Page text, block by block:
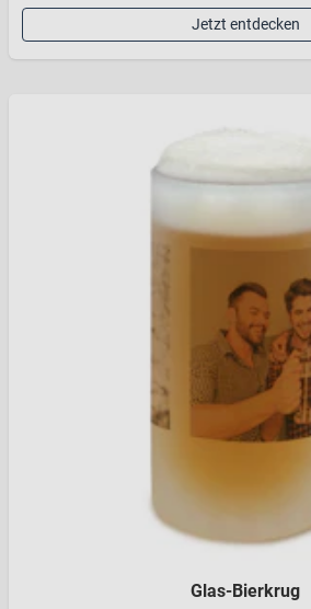
Jetzt entdecken
Glas-Bierkrug